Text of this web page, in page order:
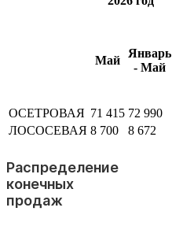
Май
Январь
- Май
ОСЕТРОВАЯ 71 415 72 990
ЛОСОСЕВАЯ 8 700 8 672
Распределение
конечных
продаж